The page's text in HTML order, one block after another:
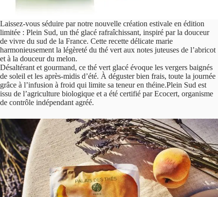
Laissez-vous séduire par notre nouvelle création estivale en édition
limitée : Plein Sud, un thé glacé rafraîchissant, inspiré par la douceur
de vivre du sud de la France. Cette recette délicate marie
harmonieusement la légèreté du thé vert aux notes juteuses de l’abricot
et à la douceur du melon.
Désaltérant et gourmand, ce thé vert glacé évoque les vergers baignés
de soleil et les après-midis d’été. À déguster bien frais, toute la journée
grâce à l’infusion à froid qui limite sa teneur en théine.Plein Sud est
issu de l’agriculture biologique et a été certifié par Ecocert, organisme
de contrôle indépendant agréé.